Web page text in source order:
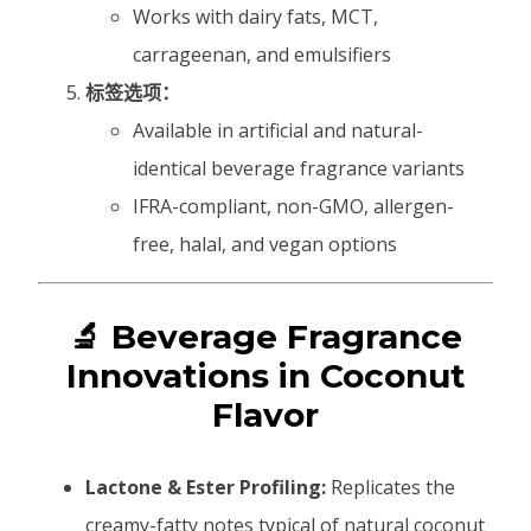
Works with dairy fats, MCT,
carrageenan, and emulsifiers
标签选项：
Available in artificial and natural-
identical beverage fragrance variants
IFRA-compliant, non-GMO, allergen-
free, halal, and vegan options
🔬 Beverage Fragrance
Innovations in Coconut
Flavor
Lactone & Ester Profiling: Replicates the
creamy-fatty notes typical of natural coconut